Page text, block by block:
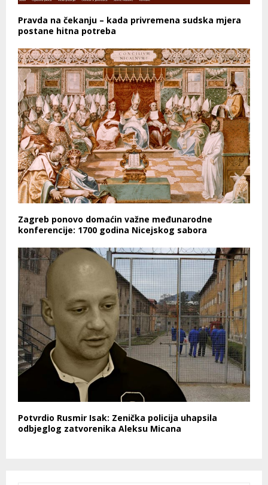
Pravda na čekanju – kada privremena sudska mjera
postane hitna potreba
Zagreb ponovo domaćin važne međunarodne
konferencije: 1700 godina Nicejskog sabora
Potvrdio Rusmir Isak: Zenička policija uhapsila
odbjeglog zatvorenika Aleksu Micana